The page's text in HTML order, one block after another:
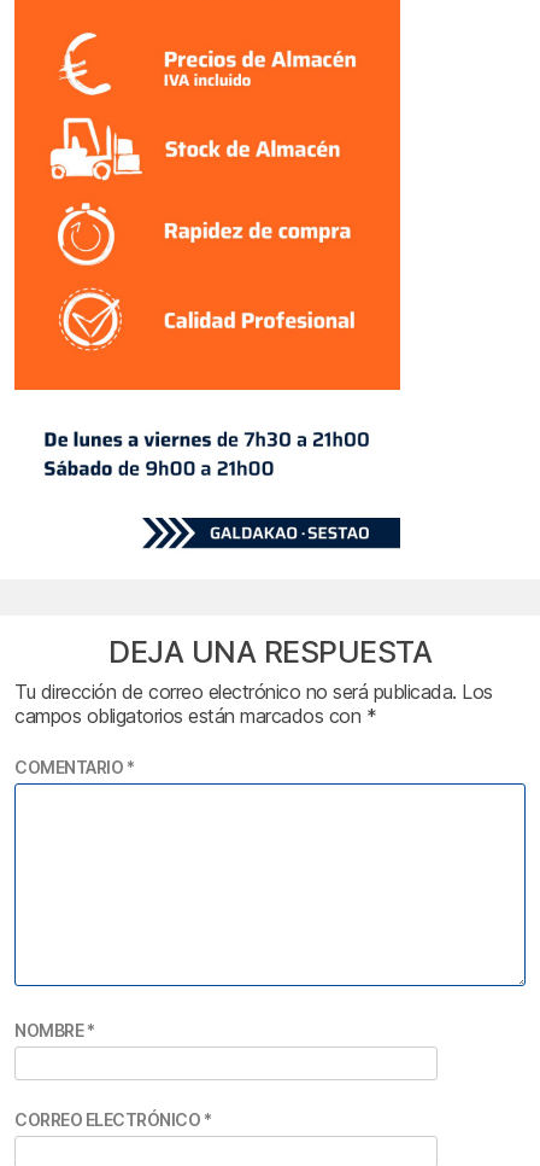
DEJA UNA RESPUESTA
Tu dirección de correo electrónico no será publicada. Los
campos obligatorios están marcados con *
COMENTARIO *
NOMBRE*
CORREO ELECTRÓNICO *